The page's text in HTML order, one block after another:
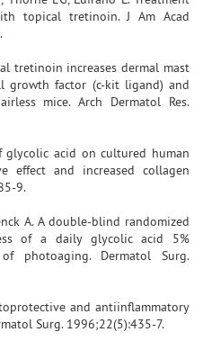
topical tretinoin. J Am Acad
tretinoin increases dermal mast
growth factor (c-kit ligand) and
mice. Arch Dermatol Res.
glycolic acid on cultured human
effect and increased collagen
9.
A. A double-blind randomized
of a daily glycolic acid 5%
photoaging. Dermatol Surg.
and antiinflammatory
Surg. 1996;22(5):435-7.